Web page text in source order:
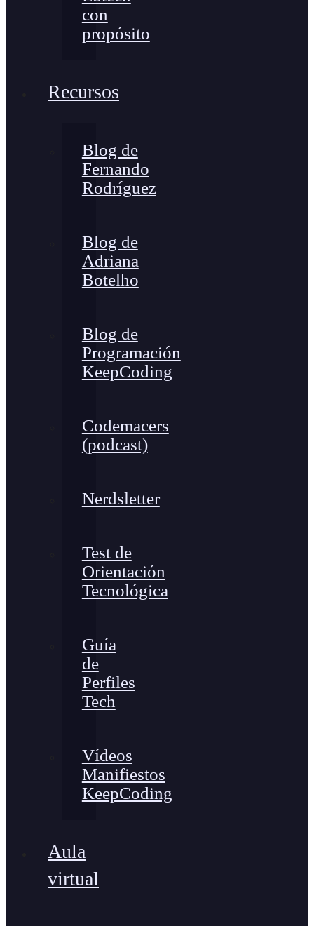
con
propósito
Recursos
Blog de
Fernando
Rodríguez
Blog de
Adriana
Botelho
Blog de
Programación
KeepCoding
Codemacers
(podcast)
Nerdsletter
Test de
Orientación
Tecnológica
Guía
de
Perfiles
Tech
Vídeos
Manifiestos
KeepCoding
Aula
virtual